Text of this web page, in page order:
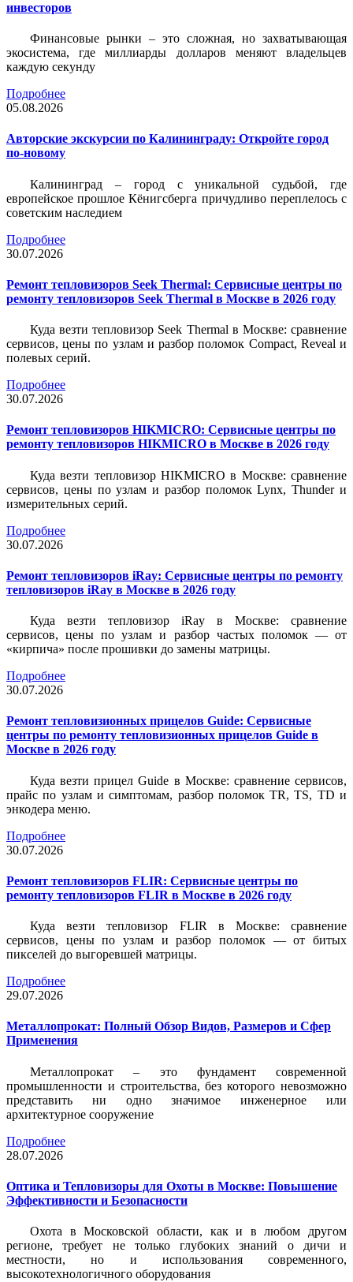
инвесторов
Финансовые рынки – это сложная, но захватывающая
экосистема, где миллиарды долларов меняют владельцев
каждую секунду
Подробнее
05.08.2026
Авторские экскурсии по Калининграду: Откройте город
по-новому
Калининград – город с уникальной судьбой, где
европейское прошлое Кёнигсберга причудливо переплелось с
советским наследием
Подробнее
30.07.2026
Ремонт тепловизоров Seek Thermal: Сервисные центры по
ремонту тепловизоров Seek Thermal в Москве в 2026 году
Куда везти тепловизор Seek Thermal в Москве: сравнение
сервисов, цены по узлам и разбор поломок Compact, Reveal и
полевых серий.
Подробнее
30.07.2026
Ремонт тепловизоров HIKMICRO: Сервисные центры по
ремонту тепловизоров HIKMICRO в Москве в 2026 году
Куда везти тепловизор HIKMICRO в Москве: сравнение
сервисов, цены по узлам и разбор поломок Lynx, Thunder и
измерительных серий.
Подробнее
30.07.2026
Ремонт тепловизоров iRay: Сервисные центры по ремонту
тепловизоров iRay в Москве в 2026 году
Куда везти тепловизор iRay в Москве: сравнение
сервисов, цены по узлам и разбор частых поломок — от
«кирпича» после прошивки до замены матрицы.
Подробнее
30.07.2026
Ремонт тепловизионных прицелов Guide: Сервисные
центры по ремонту тепловизионных прицелов Guide в
Москве в 2026 году
Куда везти прицел Guide в Москве: сравнение сервисов,
прайс по узлам и симптомам, разбор поломок TR, TS, TD и
энкодера меню.
Подробнее
30.07.2026
Ремонт тепловизоров FLIR: Сервисные центры по
ремонту тепловизоров FLIR в Москве в 2026 году
Куда везти тепловизор FLIR в Москве: сравнение
сервисов, цены по узлам и разбор поломок — от битых
пикселей до выгоревшей матрицы.
Подробнее
29.07.2026
Металлопрокат: Полный Обзор Видов, Размеров и Сфер
Применения
Металлопрокат – это фундамент современной
промышленности и строительства, без которого невозможно
представить ни одно значимое инженерное или
архитектурное сооружение
Подробнее
28.07.2026
Оптика и Тепловизоры для Охоты в Москве: Повышение
Эффективности и Безопасности
Охота в Московской области, как и в любом другом
регионе, требует не только глубоких знаний о дичи и
местности, но и использования современного,
высокотехнологичного оборудования